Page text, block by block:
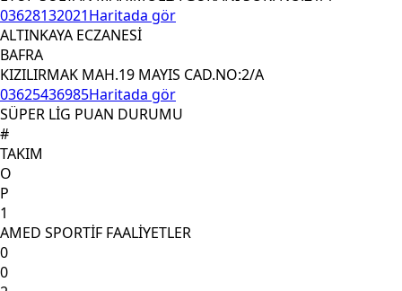
03628132021Haritada gör
ALTINKAYA ECZANESİ
BAFRA
KIZILIRMAK MAH.19 MAYIS CAD.NO:2/A
03625436985Haritada gör
SÜPER LİG PUAN DURUMU
#
TAKIM
O
P
1
AMED SPORTİF FAALİYETLER
0
0